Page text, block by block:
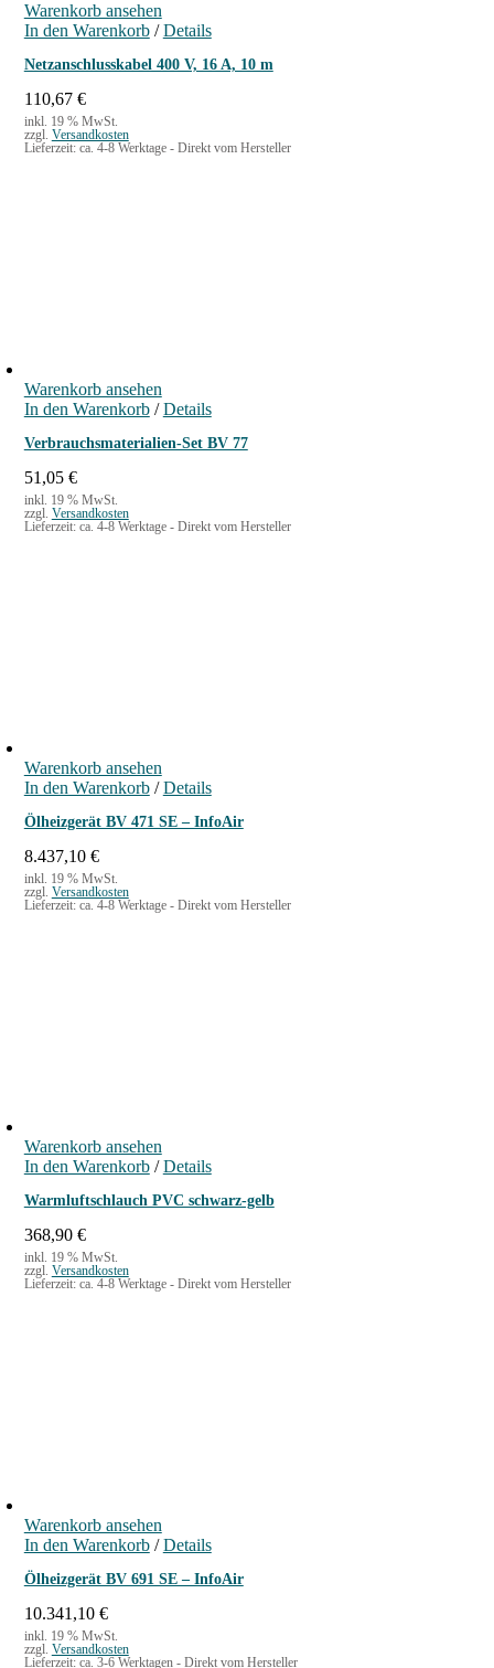
Warenkorb ansehen
In den Warenkorb / Details
Netzanschlusskabel 400 V, 16 A, 10 m
110,67 €
inkl. 19 % MwSt.
zzgl. Versandkosten
Lieferzeit: ca. 4-8 Werktage - Direkt vom Hersteller
Warenkorb ansehen
In den Warenkorb / Details
Verbrauchsmaterialien-Set BV 77
51,05 €
inkl. 19 % MwSt.
zzgl. Versandkosten
Lieferzeit: ca. 4-8 Werktage - Direkt vom Hersteller
Warenkorb ansehen
In den Warenkorb / Details
Ölheizgerät BV 471 SE – InfoAir
8.437,10 €
inkl. 19 % MwSt.
zzgl. Versandkosten
Lieferzeit: ca. 4-8 Werktage - Direkt vom Hersteller
Warenkorb ansehen
In den Warenkorb / Details
Warmluftschlauch PVC schwarz-gelb
368,90 €
inkl. 19 % MwSt.
zzgl. Versandkosten
Lieferzeit: ca. 4-8 Werktage - Direkt vom Hersteller
Warenkorb ansehen
In den Warenkorb / Details
Ölheizgerät BV 691 SE – InfoAir
10.341,10 €
inkl. 19 % MwSt.
zzgl. Versandkosten
Lieferzeit: ca. 3-6 Werktagen - Direkt vom Hersteller